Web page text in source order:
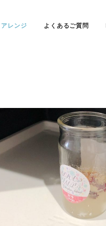
アレンジ よくあるご質問